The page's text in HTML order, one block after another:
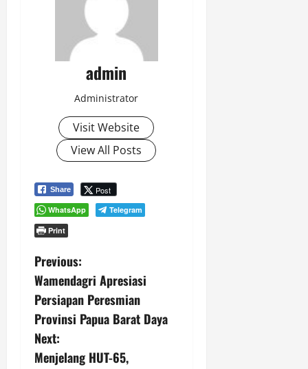
admin
Administrator
Visit Website
View All Posts
Share Post
WhatsApp
Telegram
Print
P
o
s
t
Previous:
Wamendagri Apresiasi
Persiapan Peresmian
Provinsi Papua Barat Daya
Next:
Menjelang HUT-65,